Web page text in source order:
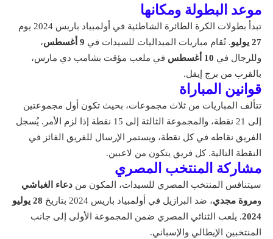
موعد البطولة ومكانها
تبدأ بطولات الكرة الطائرة الشاطئية في أولمبياد باريس 2024 يوم
27 يوليو
. تُقام مباريات الميداليات للسيدات في 9 أغسطس
،
وللرجال في 10 أغسطس
في ملعب مؤقت بشامب دي مارس،
بالقرب من برج إيفل.
قوانين المباراة
تتألف المباريات من ثلاث مجموعات، بحيث تكون أول مجموعتين
إلى 21 نقطة، والمجموعة الثالثة إلى 15 نقطة إذا لزم الأمر. يُسجل
الفريق نقاطه في كل نقطة، ويستمر الإرسال للفريق الفائز في
النقطة التالية. كل فريق يتكون من لاعبين.
مشاركة المنتخب المصري
سيتنافس المنتخب المصري للسيدات، المكون من دعاء الغباشي
ومروة مجدي، ضد البرازيل في أولمبياد باريس 2024 بتاريخ
28 يوليو
2024. يلعب الثنائي المصري ضمن المجموعة الأولى إلى جانب
المنتخبين الإيطالي والإسباني.